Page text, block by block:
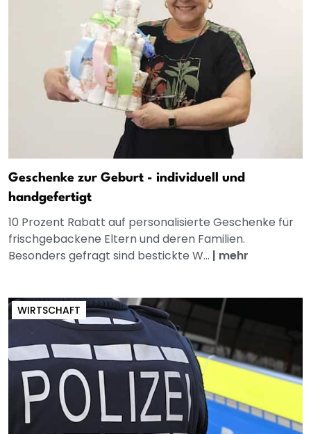
Geschenke zur Geburt - individuell und
handgefertigt
10 Prozent Rabatt auf personalisierte Geschenke für
frischgebackene Eltern und deren Familien.
Besonders gefragt sind bestickte W... | mehr
WIRTSCHAFT